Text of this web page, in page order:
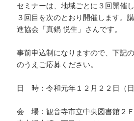
セミナーは、地域ごとに３回開催
３回目を次のとおり開催します。
進協会「真鍋 悦生」さんです。
事前申込制になりますので、下記
のうえご応募ください。
日 時：令和元年１２月２２日（
会 場：観音寺市立中央図書館２